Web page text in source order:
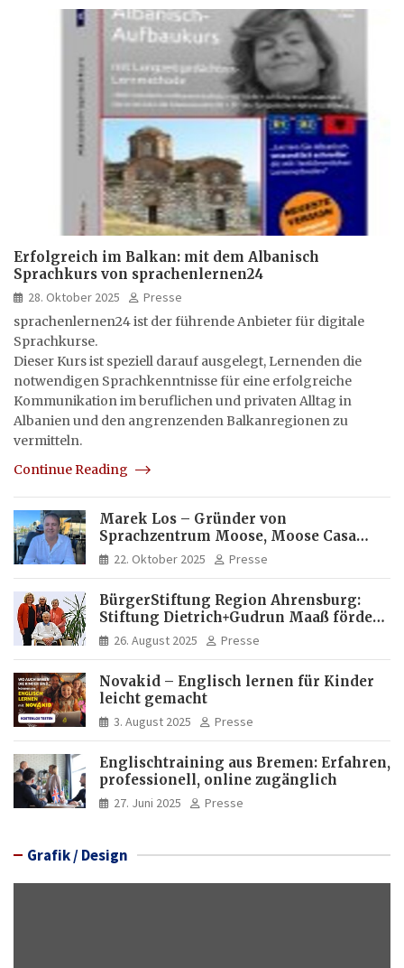
Erfolgreich im Balkan: mit dem Albanisch
Sprachkurs von sprachenlernen24
28. Oktober 2025
Presse
sprachenlernen24 ist der führende Anbieter für digitale
Sprachkurse.
Dieser Kurs ist speziell darauf ausgelegt, Lernenden die
notwendigen Sprachkenntnisse für eine erfolgreiche
Kommunikation im beruflichen und privaten Alltag in
Albanien und den angrenzenden Balkanregionen zu
vermitteln.
Continue Reading
Marek Los – Gründer von
Sprachzentrum Moose, Moose Casa
Italia und Apartamento Brasil |
Internationaler Experte für Bildung
22. Oktober 2025 Presse
BürgerStiftung Region Ahrensburg:
Stiftung Dietrich+Gudrun Maaß fördert
Deutschkenntnisse von Frauen
26. August 2025 Presse
Novakid – Englisch lernen für Kinder
leicht gemacht
3. August 2025 Presse
Englischtraining aus Bremen: Erfahren,
professionell, online zugänglich
27. Juni 2025 Presse
Grafik / Design